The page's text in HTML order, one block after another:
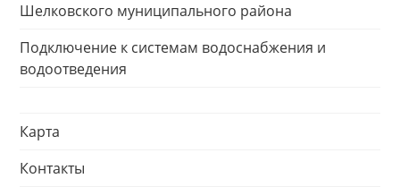
Шелковского муниципального района
Подключение к системам водоснабжения и
водоотведения
Карта
Контакты